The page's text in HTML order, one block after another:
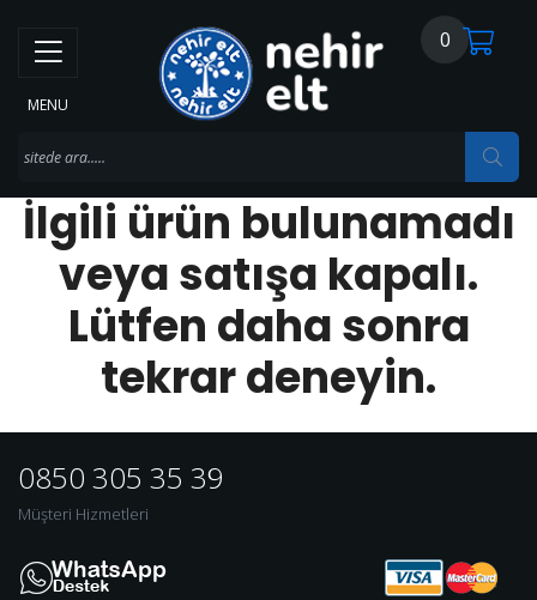
MENU
0
İlgili ürün bulunamadı
veya satışa kapalı.
Lütfen daha sonra
tekrar deneyin.
0850 305 35 39
Müşteri Hizmetleri